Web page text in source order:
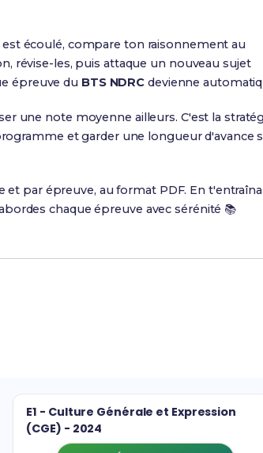
écoulé, compare ton raisonnement au
révise-les, puis attaque un nouveau sujet
épreuve du BTS NDRC devienne
une note moyenne ailleurs. C'est la
et garder une longueur d'avance
et par épreuve, au format PDF. En
chaque épreuve avec sérénité 📚
E1 - Culture Générale et Expression
(CGE) - 2024